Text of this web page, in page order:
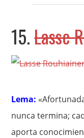
15.Lasse
Lema:
nunca termina;
aporta